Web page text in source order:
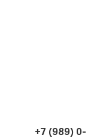
+7 (989) 0-